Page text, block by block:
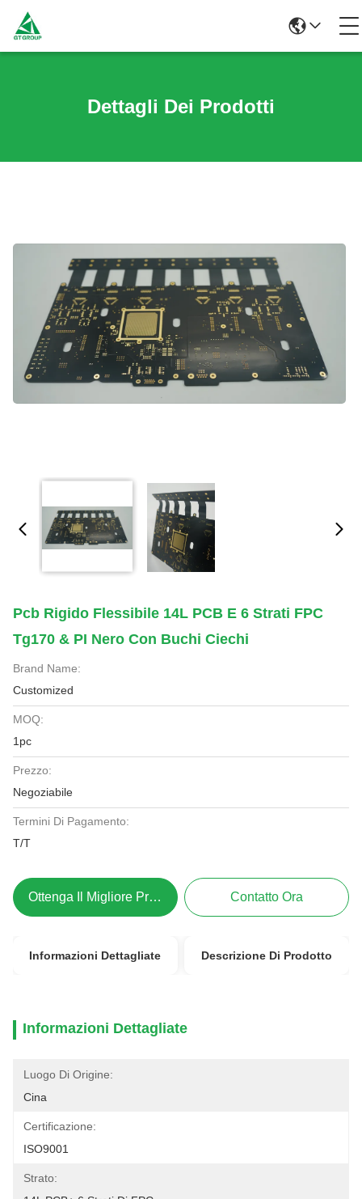
Dettagli Dei Prodotti
Pcb Rigido Flessibile 14L PCB E 6 Strati FPC
Tg170 & PI Nero Con Buchi Ciechi
Brand Name:
Customized
MOQ:
1pc
Prezzo:
Negoziabile
Termini Di Pagamento:
T/T
Ottenga Il Migliore Prezzo Contatto Ora
Informazioni Dettagliate Descrizione Di Prodotto
Informazioni Dettagliate
Luogo Di Origine:
Cina
Certificazione:
ISO9001
Strato: